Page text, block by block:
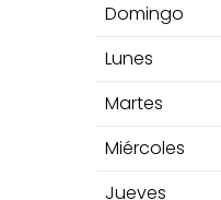
Domingo
Lunes
Martes
Miércoles
Jueves